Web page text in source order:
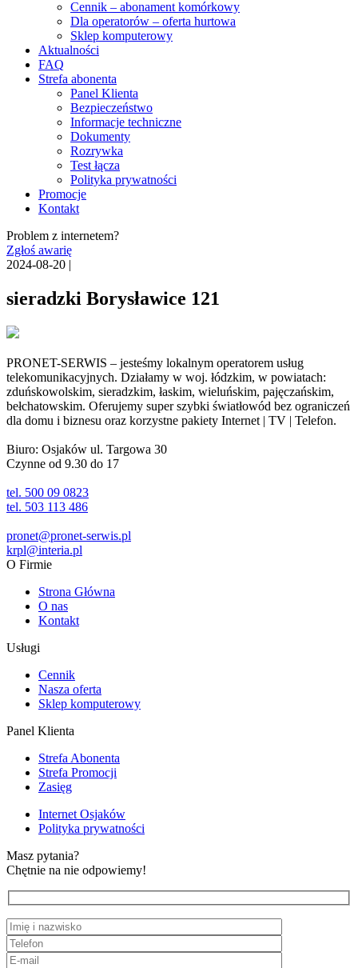
Cennik – abonament komórkowy
Dla operatorów – oferta hurtowa
Sklep komputerowy
Aktualności
FAQ
Strefa abonenta
Panel Klienta
Bezpieczeństwo
Informacje techniczne
Dokumenty
Rozrywka
Test łącza
Polityka prywatności
Promocje
Kontakt
Problem z internetem?
Zgłoś awarię
2024-08-20 |
sieradzki Borysławice 121
PRONET-SERWIS – jesteśmy lokalnym operatorem usług
telekomunikacyjnych. Działamy w woj. łódzkim, w powiatach:
zduńskowolskim, sieradzkim, łaskim, wieluńskim, pajęczańskim,
bełchatowskim. Oferujemy super szybki światłowód bez ograniczeń
dla domu i biznesu oraz korzystne pakiety Internet | TV | Telefon.
Biuro: Osjaków ul. Targowa 30
Czynne od 9.30 do 17
tel. 500 09 0823
tel. 503 113 486
pronet@pronet-serwis.pl
krpl@interia.pl
O Firmie
Strona Główna
O nas
Kontakt
Usługi
Cennik
Nasza oferta
Sklep komputerowy
Panel Klienta
Strefa Abonenta
Strefa Promocji
Zasięg
Internet Osjaków
Polityka prywatności
Masz pytania?
Chętnie na nie odpowiemy!